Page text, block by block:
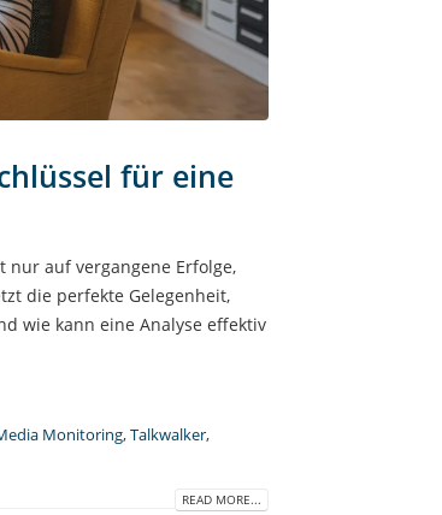
für eine
nur auf vergangene Erfolge,
die perfekte Gelegenheit,
wie kann eine Analyse effektiv
Monitoring,Talkwalker,
READ MORE...